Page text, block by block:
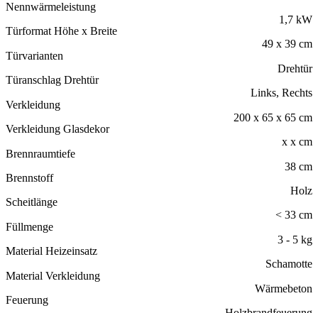
Nennwärmeleistung
1,7 kW
Türformat Höhe x Breite
49 x 39 cm
Türvarianten
Drehtür
Türanschlag Drehtür
Links, Rechts
Verkleidung
200 x 65 x 65 cm
Verkleidung Glasdekor
x x cm
Brennraumtiefe
38 cm
Brennstoff
Holz
Scheitlänge
< 33 cm
Füllmenge
3 - 5 kg
Material Heizeinsatz
Schamotte
Material Verkleidung
Wärmebeton
Feuerung